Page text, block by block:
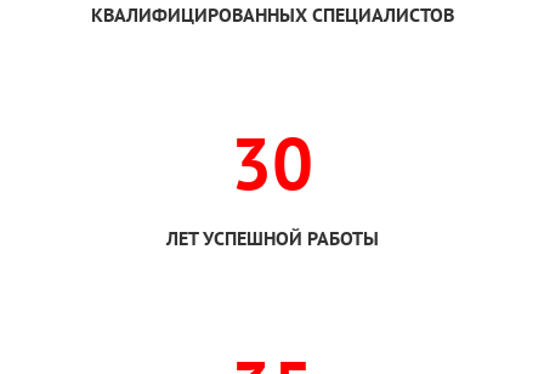
КВАЛИФИЦИРОВАННЫХ СПЕЦИАЛИСТОВ
30
ЛЕТ УСПЕШНОЙ РАБОТЫ